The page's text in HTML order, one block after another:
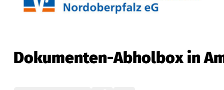
Dokumenten-Abholbox in